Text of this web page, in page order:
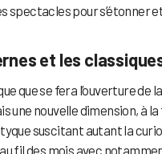
spectacles pour s’étonner
et les
que se fera l’ouverture de
une nouvelle dimension, à
suscitant autant la
fil des mois avec